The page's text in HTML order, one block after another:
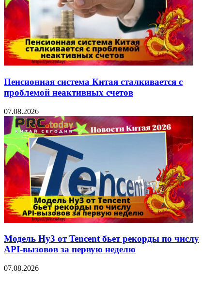
Пенсионная система Китая сталкивается с
проблемой неактивных счетов
07.08.2026
Модель Hy3 от Tencent бьет рекорды по числу
API-вызовов за первую неделю
07.08.2026